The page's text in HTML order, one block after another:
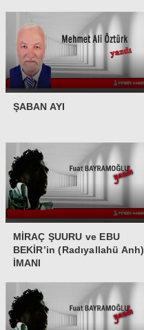
ŞABAN AYI
MİRAÇ ŞUURU ve EBU
BEKİR’in (Radıyallahü Anh)
İMANI